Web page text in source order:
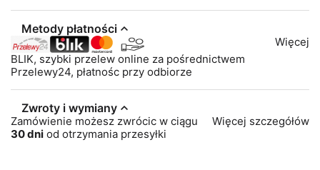
Metody płatności
BLIK, szybki przelew online za pośrednictwem
Przelewy24, płatnośc przy odbiorze
Więcej
Zwroty i wymiany
Zamówienie możesz zwrócic w ciągu
30 dni od otrzymania przesyłki
Więcej szczegółów